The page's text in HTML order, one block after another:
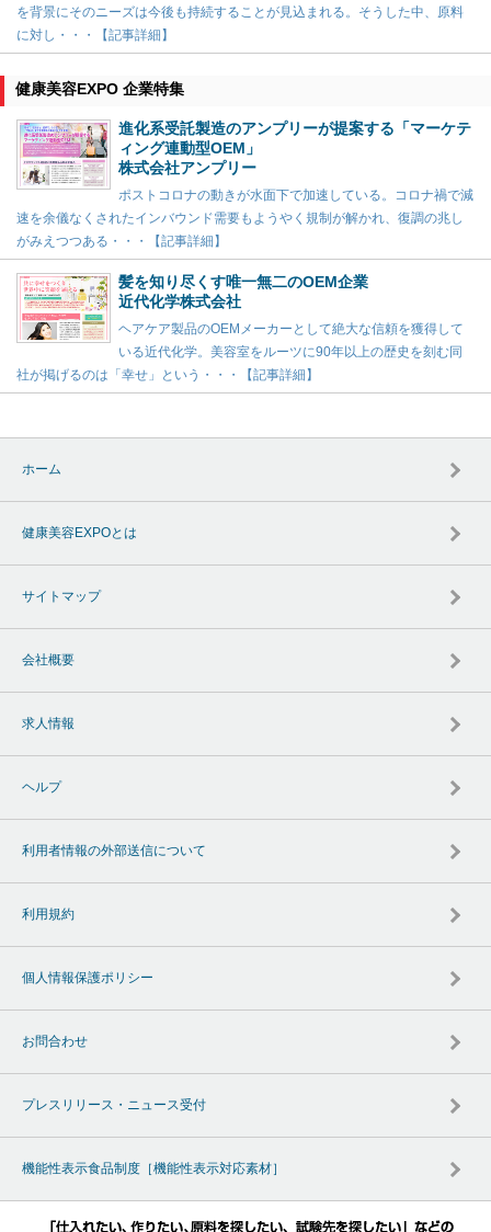
を背景にそのニーズは今後も持続することが見込まれる。そうした中、原料
に対し・・・【記事詳細】
健康美容EXPO 企業特集
進化系受託製造のアンプリーが提案する「マーケテ
ィング連動型OEM」
株式会社アンプリー
ポストコロナの動きが水面下で加速している。コロナ禍で減
速を余儀なくされたインバウンド需要もようやく規制が解かれ、復調の兆し
がみえつつある・・・【記事詳細】
髪を知り尽くす唯一無二のOEM企業
近代化学株式会社
ヘアケア製品のOEMメーカーとして絶大な信頼を獲得して
いる近代化学。美容室をルーツに90年以上の歴史を刻む同
社が掲げるのは「幸せ」という・・・【記事詳細】
ホーム
健康美容EXPOとは
サイトマップ
会社概要
求人情報
ヘルプ
利用者情報の外部送信について
利用規約
個人情報保護ポリシー
お問合わせ
プレスリリース・ニュース受付
機能性表示食品制度［機能性表示対応素材］